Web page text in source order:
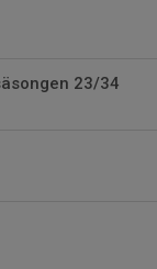
23/34